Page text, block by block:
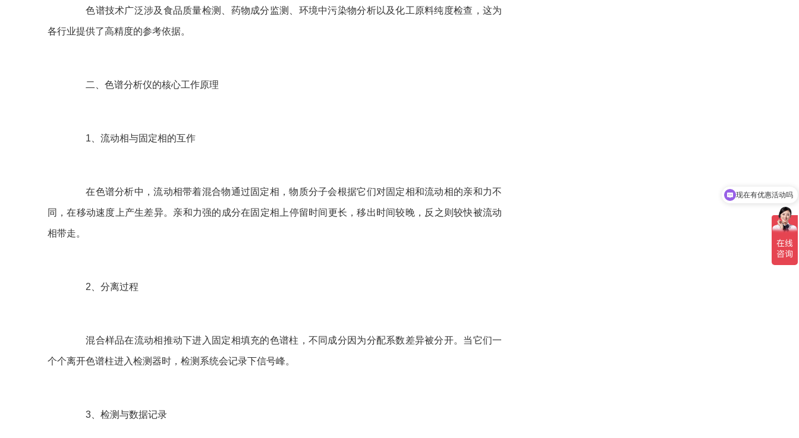
色谱技术广泛涉及食品质量检测、药物成分监测、环境中污染物分析以及化工原料纯度检查，这为
各行业提供了高精度的参考依据。
二、色谱分析仪的核心工作原理
1、流动相与固定相的互作
在色谱分析中，流动相带着混合物通过固定相，物质分子会根据它们对固定相和流动相的亲和力不
同，在移动速度上产生差异。亲和力强的成分在固定相上停留时间更长，移出时间较晚，反之则较快被流动
相带走。
2、分离过程
混合样品在流动相推动下进入固定相填充的色谱柱，不同成分因为分配系数差异被分开。当它们一
个个离开色谱柱进入检测器时，检测系统会记录下信号峰。
3、检测与数据记录
可以介绍下你们的产品么